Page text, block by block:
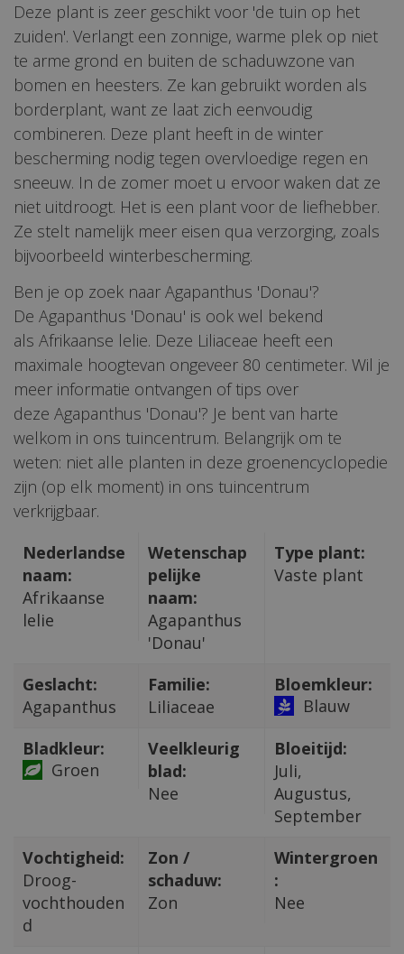
Deze plant is zeer geschikt voor 'de tuin op het
zuiden'. Verlangt een zonnige, warme plek op niet
te arme grond en buiten de schaduwzone van
bomen en heesters. Ze kan gebruikt worden als
borderplant, want ze laat zich eenvoudig
combineren. Deze plant heeft in de winter
bescherming nodig tegen overvloedige regen en
sneeuw. In de zomer moet u ervoor waken dat ze
niet uitdroogt. Het is een plant voor de liefhebber.
Ze stelt namelijk meer eisen qua verzorging, zoals
bijvoorbeeld winterbescherming.
Ben je op zoek naar Agapanthus 'Donau'?
De Agapanthus 'Donau' is ook wel bekend
als Afrikaanse lelie. Deze Liliaceae heeft een
maximale hoogtevan ongeveer 80 centimeter. Wil je
meer informatie ontvangen of tips over
deze Agapanthus 'Donau'? Je bent van harte
welkom in ons tuincentrum. Belangrijk om te
weten: niet alle planten in deze groenencyclopedie
zijn (op elk moment) in ons tuincentrum
verkrijgbaar.
Nederlandse
naam:
Afrikaanse
lelie
Wetenschap
pelijke
naam:
Agapanthus
'Donau'
Type plant:
Vaste plant
Geslacht:
Agapanthus
Familie:
Liliaceae
Bloemkleur:
Blauw
Bladkleur:
Groen
Veelkleurig
blad:
Nee
Bloeitijd:
Juli,
Augustus,
September
Vochtigheid:
Droog-
vochthouden
d
Zon /
schaduw:
Zon
Wintergroen
:
Nee